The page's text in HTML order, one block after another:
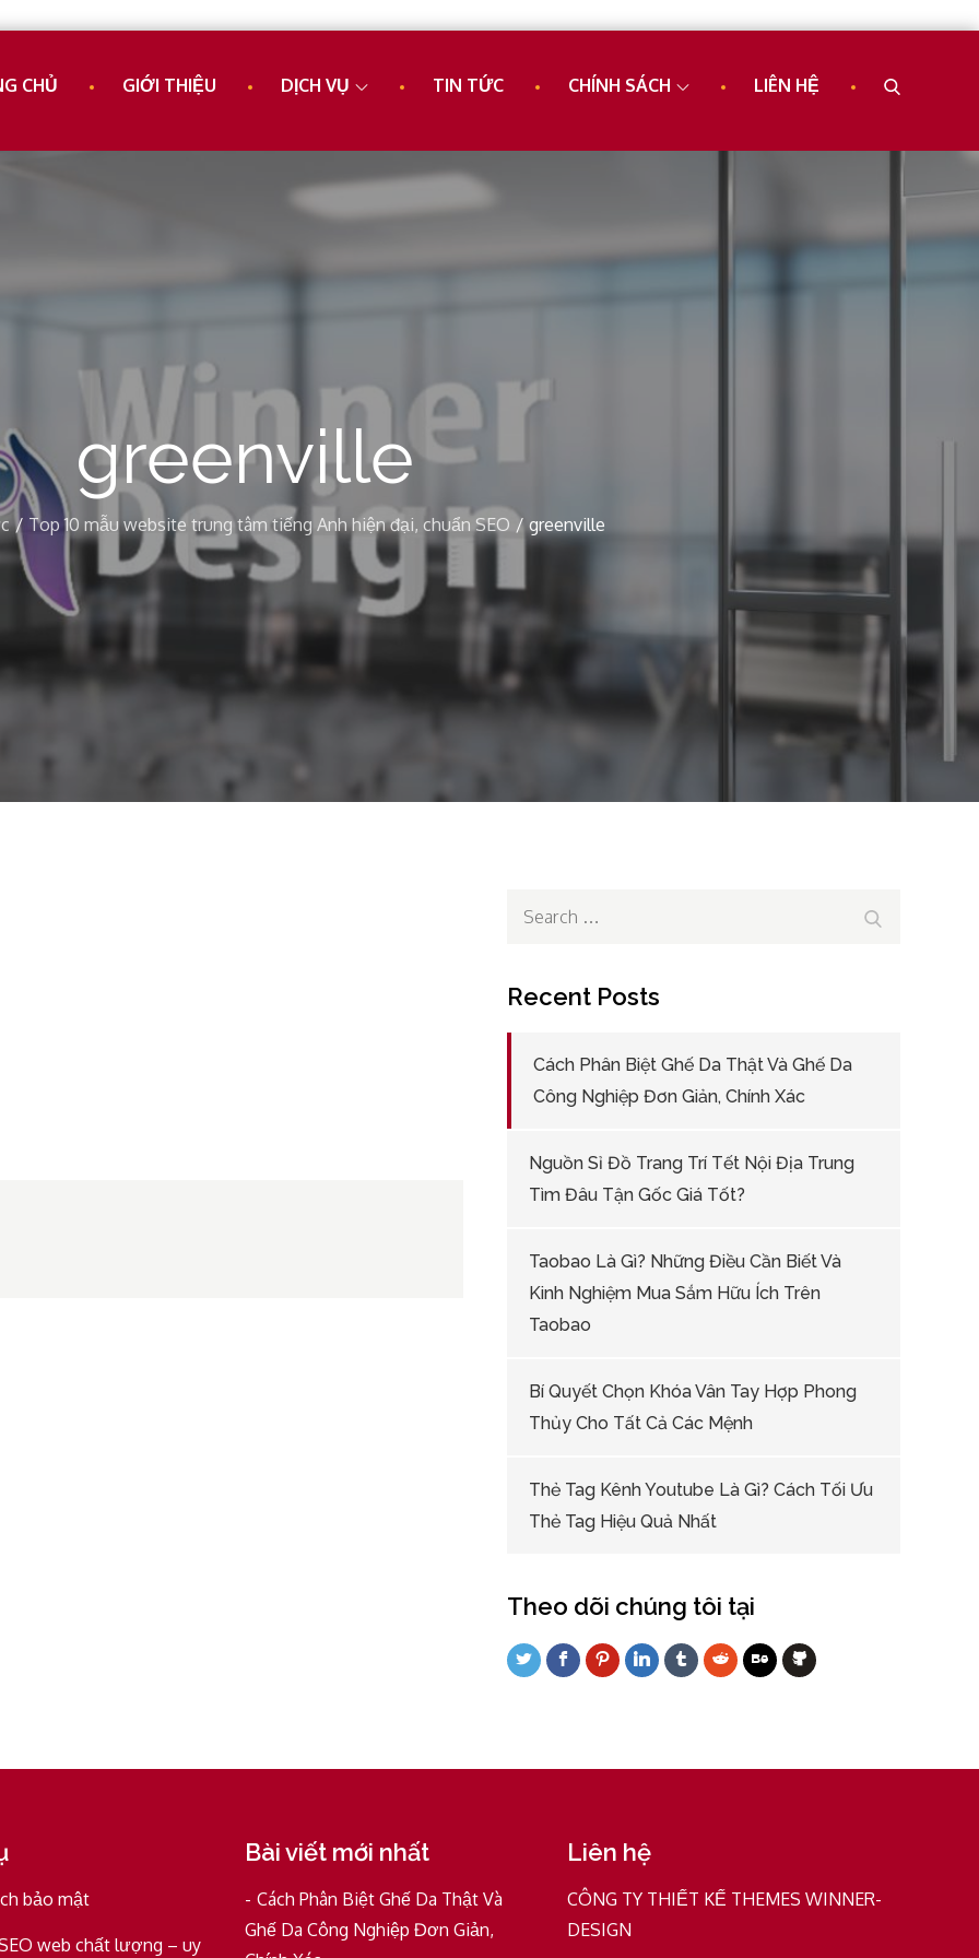
CHỦ GIỚI THIỆU DỊCH VỤ TIN TỨC CHÍNH SÁCH LIÊN HỆ
greenville
Top 10 mẫu website trung tâm tiếng Anh hiện đại, chuẩn SEO greenville
Search
Recent Posts
Cách Phân Biệt Ghế Da Thật Và Ghế Da
Công Nghiệp Đơn Giản, Chính Xác
Nguồn Sỉ Đồ Trang Trí Tết Nội Địa Trung
Tìm Đâu Tận Gốc Giá Tốt?
Taobao Là Gì? Những Điều Cần Biết Và
Kinh Nghiệm Mua Sắm Hữu Ích Trên
Taobao
Bí Quyết Chọn Khóa Vân Tay Hợp Phong
Thủy Cho Tất Cả Các Mệnh
Thẻ Tag Kênh Youtube Là Gì? Cách Tối Ưu
Thẻ Tag Hiệu Quả Nhất
Theo dõi chúng tôi tại
bảo mật
web chất lượng – uy
Bài viết mới nhất
Cách Phân Biệt Ghế Da Thật Và
Ghế Da Công Nghiệp Đơn Giản,
Liên hệ
CÔNG TY THIẾT KẾ THEMES WINNER-
DESIGN